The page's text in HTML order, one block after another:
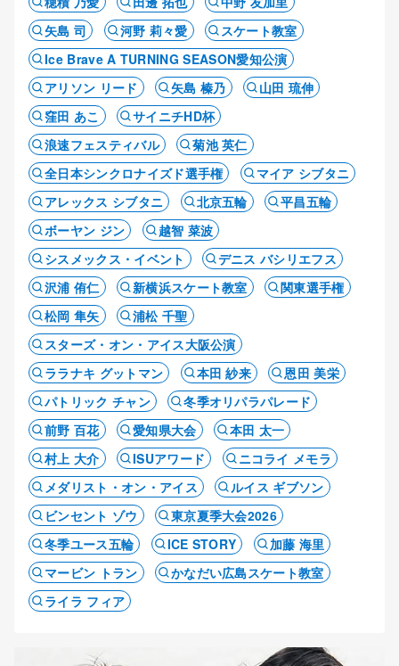
矢島 司
河野 莉々愛
スケート教室
Ice Brave A TURNING SEASON愛知公演
アリソン リード
矢島 榛乃
山田 琉伸
窪田 あこ
サイニチHD杯
浪速フェスティバル
菊池 英仁
全日本シンクロナイズド選手権
マイア シブタニ
アレックス シブタニ
北京五輪
平昌五輪
ボーヤン ジン
越智 菜波
シスメックス・イベント
デニス バシリエフス
沢浦 侑仁
新横浜スケート教室
関東選手権
松岡 隼矢
浦松 千聖
スターズ・オン・アイス大阪公演
ララナキ グットマン
本田 紗来
恩田 美栄
パトリック チャン
冬季オリパラパレード
前野 百花
愛知県大会
本田 太一
村上 大介
ISUアワード
ニコライ メモラ
メダリスト・オン・アイス
ルイス ギブソン
ビンセント ゾウ
東京夏季大会2026
冬季ユース五輪
ICE STORY
加藤 海里
マービン トラン
かなだい広島スケート教室
ライラ フィア